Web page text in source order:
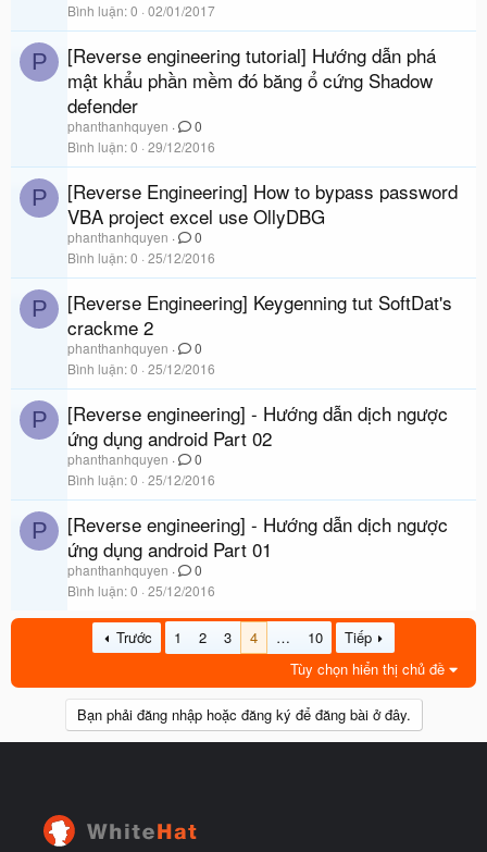
Bình luận 0 02/01/2017
P
[Reverse engineering tutorial] Hướng dẫn phá
mật khẩu phần mềm đó băng ổ cứng Shadow
defender
phanthanhquyen
0
Bình luận 0 29/12/2016
P
[Reverse Engineering] How to bypass password
VBA project excel use OllyDBG
phanthanhquyen
0
Bình luận 0 25/12/2016
P
[Reverse Engineering] Keygenning tut SoftDat's
crackme 2
phanthanhquyen
0
Bình luận 0 25/12/2016
P
[Reverse engineering] - Hướng dẫn dịch ngược
ứng dụng android Part 02
phanthanhquyen
0
Bình luận 0 25/12/2016
P
[Reverse engineering] - Hướng dẫn dịch ngược
ứng dụng android Part 01
phanthanhquyen
0
Bình luận 0 25/12/2016
Trước 1 2 3 4 … 10
Tiếp
Tùy chọn hiển thị chủ đề
Bạn phải đăng nhập hoặc đăng ký để đăng bài ở đây.